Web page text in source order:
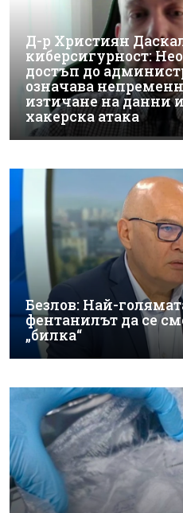
Д-р Християн
киберсигурност:
достъп до
означава
изтичане на данни
хакерска атака
Безлов: Най-
фентанилът да се
„билка“